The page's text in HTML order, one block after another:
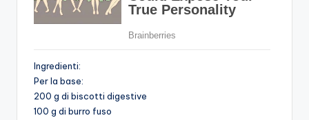
Ingredienti:
Per la base:
200 g di biscotti digestive
100 g di burro fuso